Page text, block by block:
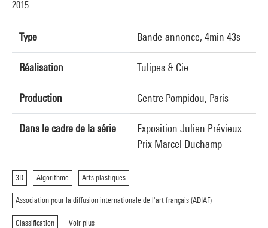
2015
Type Bande-annonce, 4min 43s
Réalisation Tulipes & Cie
Production Centre Pompidou, Paris
Dans le cadre de la série
Exposition Julien Prévieux
Prix Marcel Duchamp
3D Algorithme Arts plastiques
Association pour la diffusion internationale de l'art français (ADIAF)
Classification Voir plus